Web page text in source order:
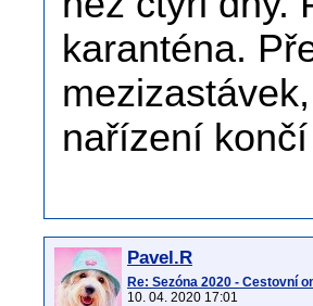
karanténa.
nařízení
Pavel.R
Re: Sezóna 2020 - Cestovní
10. 04. 2020 17:01